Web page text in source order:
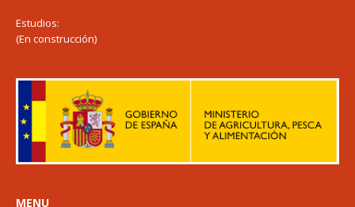
Estudios:
(En construcción)
MENU